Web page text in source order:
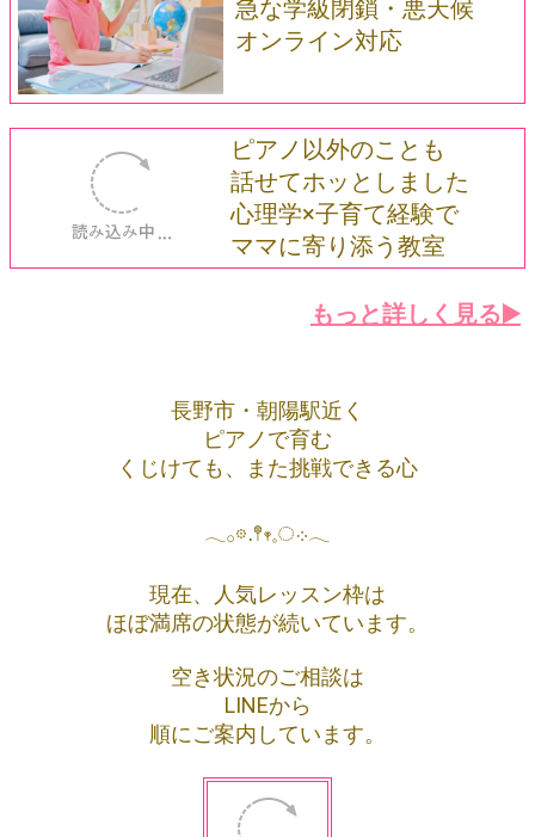
ママも楽ラク！
急な学級閉鎖・悪天候
ピアノ以外のことも
話せてホッとしました
心理学×子育て経験で
もっと詳しく見る▶️
ピアノで育む
くじけても、また挑戦できる心
𓂃𓂂𖡼.𖤣𖥧𓈒◌܀𓂃
現在、人気レッスン枠は
ほぼ満席の状態が続いています。
LINEから
順にご案内しています。